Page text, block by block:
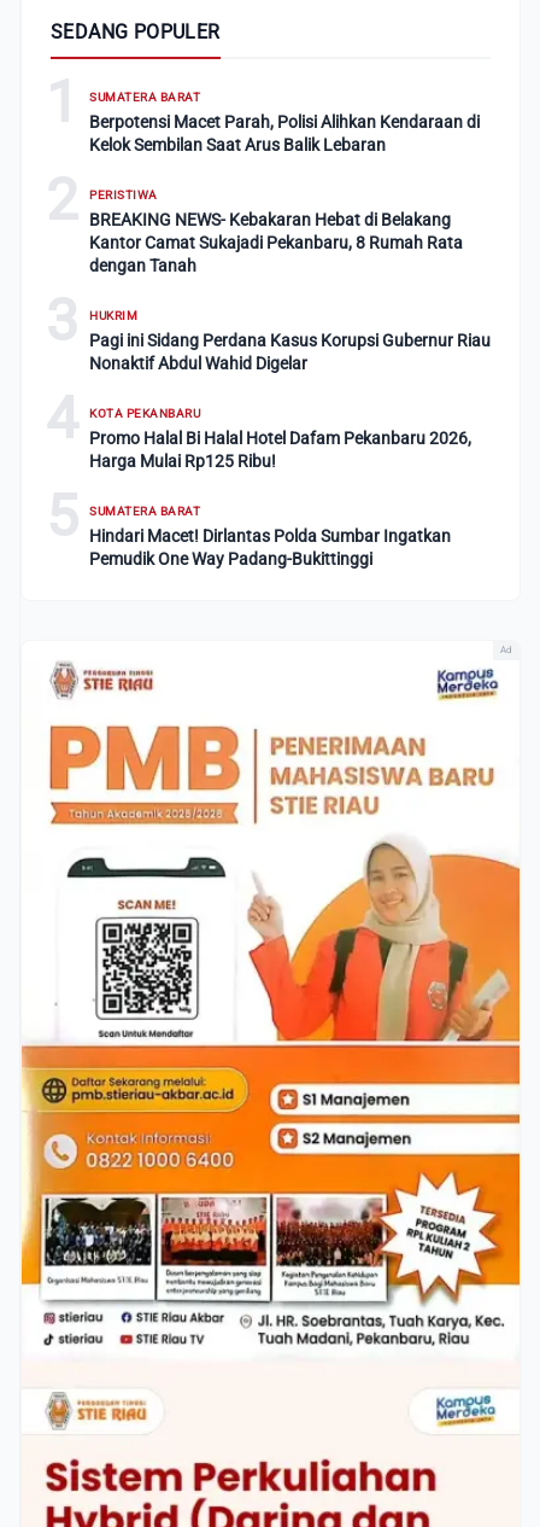
SEDANG POPULER
1 SUMATERA BARAT
Berpotensi Macet Parah, Polisi Alihkan Kendaraan di
Kelok Sembilan Saat Arus Balik Lebaran
2 PERISTIWA
BREAKING NEWS- Kebakaran Hebat di Belakang
Kantor Camat Sukajadi Pekanbaru, 8 Rumah Rata
dengan Tanah
3 HUKRIM
Pagi ini Sidang Perdana Kasus Korupsi Gubernur Riau
Nonaktif Abdul Wahid Digelar
4 KOTA PEKANBARU
Promo Halal Bi Halal Hotel Dafam Pekanbaru 2026,
Harga Mulai Rp125 Ribu!
5 SUMATERA BARAT
Hindari Macet! Dirlantas Polda Sumbar Ingatkan
Pemudik One Way Padang-Bukittinggi
Ad